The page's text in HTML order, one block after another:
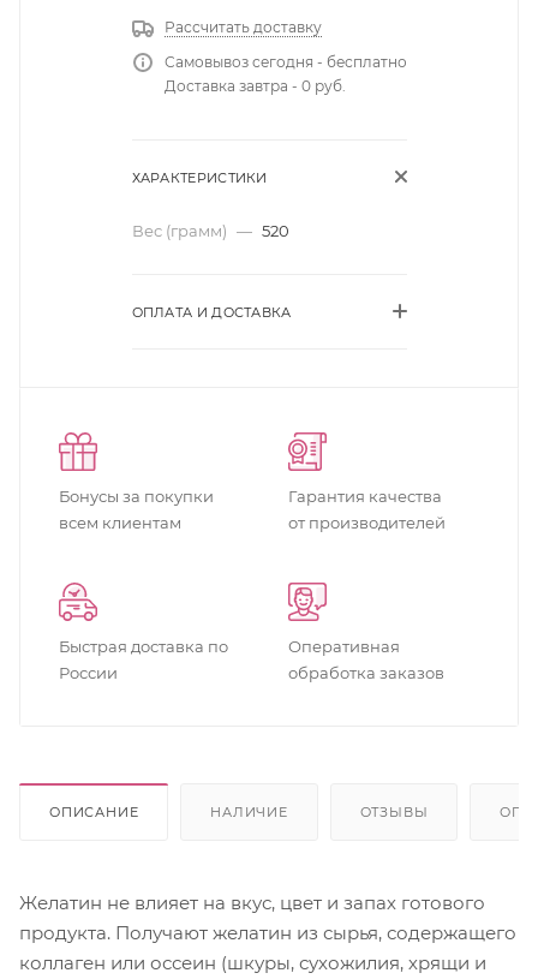
Рассчитать доставку
Самовывоз сегодня - бесплатно
Доставка завтра - 0 руб.
ХАРАКТЕРИСТИКИ
Вес (грамм) — 520
ОПЛАТА И ДОСТАВКА
Бонусы за покупки
всем клиентам
Гарантия качества
от производителей
Быстрая доставка по
России
Оперативная
обработка заказов
ОПИСАНИЕ НАЛИЧИЕ ОТЗЫВЫ
Желатин не влияет на вкус, цвет и запах готового
продукта. Получают желатин из сырья, содержащего
коллаген или оссеин (шкуры, сухожилия, хрящи и